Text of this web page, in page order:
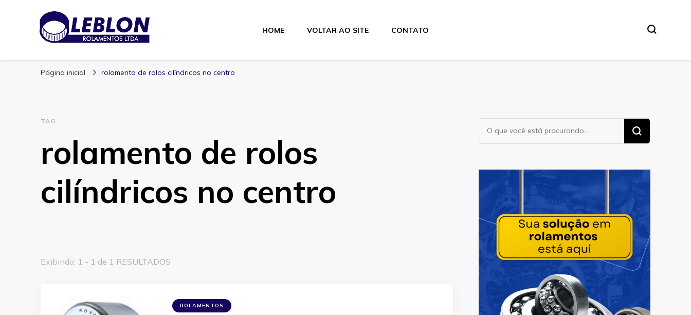
Blog | Leblon Rolamentos
HOME VOLTAR AO SITE CONTATO
Página inicial rolamento de rolos cilíndricos no centro
TAG
rolamento de rolos
cilíndricos no centro
Exibindo: 1 - 1 de 1 RESULTADOS
ROLAMENTOS
Procurando
algo?